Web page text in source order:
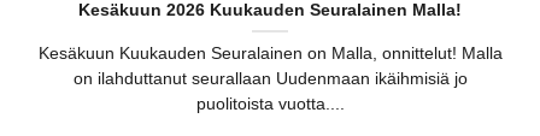
Kesäkuun 2026 Kuukauden Seuralainen Malla!
Kesäkuun Kuukauden Seuralainen on Malla, onnittelut! Malla
on ilahduttanut seurallaan Uudenmaan ikäihmisiä jo
puolitoista vuotta....